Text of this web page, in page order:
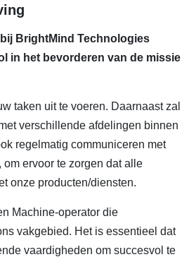
BrightMind Technologies
in het bevorderen van de missie
taken uit te voeren. Daarnaast zal
verschillende afdelingen binnen
regelmatig communiceren met
ervoor te zorgen dat alle
onze producten/diensten.
Machine-operator die
vakgebied. Het is essentieel dat
vaardigheden om succesvol te